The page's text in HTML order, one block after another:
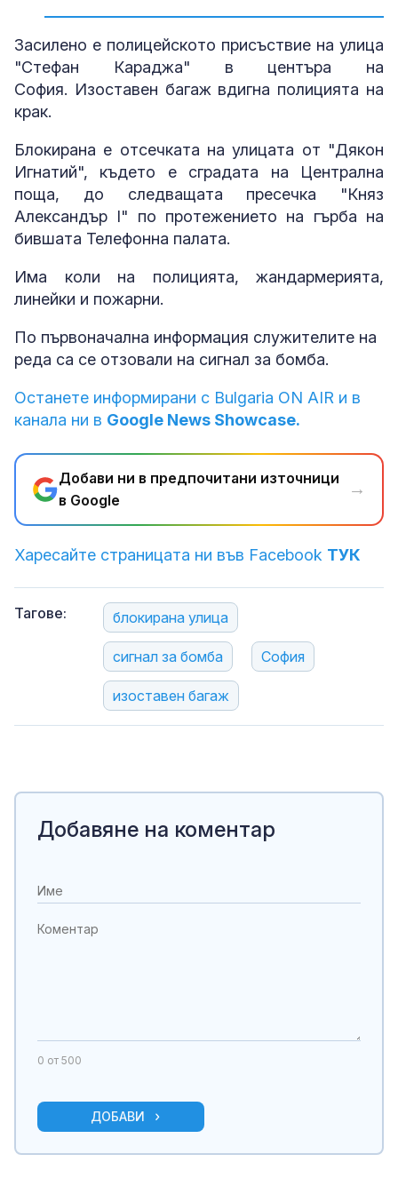
Засилено е полицейското присъствие на улица
"Стефан Караджа" в центъра на
София. Изоставен багаж вдигна полицията на
крак.
Блокирана е отсечката на улицата от "Дякон
Игнатий", където е сградата на Централна
поща, до следващата пресечка "Княз
Александър І" по протежението на гърба на
бившата Телефонна палата.
Има коли на полицията, жандармерията,
линейки и пожарни.
По първоначална информация служителите на
реда са се отзовали на сигнал за бомба.
Останете информирани с Bulgaria ON AIR и в
канала ни в Google News Showcase.
Добави ни в предпочитани източници
в Google
→
Харесайте страницата ни във Facebook ТУК
Тагове: блокирана улица
сигнал за бомба София
изоставен багаж
Добавяне на коментар
0 от 500
ДОБАВИ